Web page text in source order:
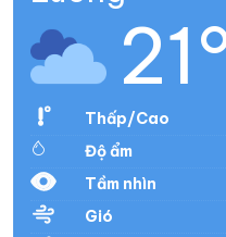
Thấp/Cao
Độ ẩm
Tầm nhìn
Gió